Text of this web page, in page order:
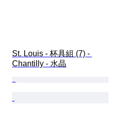
St. Louis - 杯具組 (7) -
Chantilly - 水晶